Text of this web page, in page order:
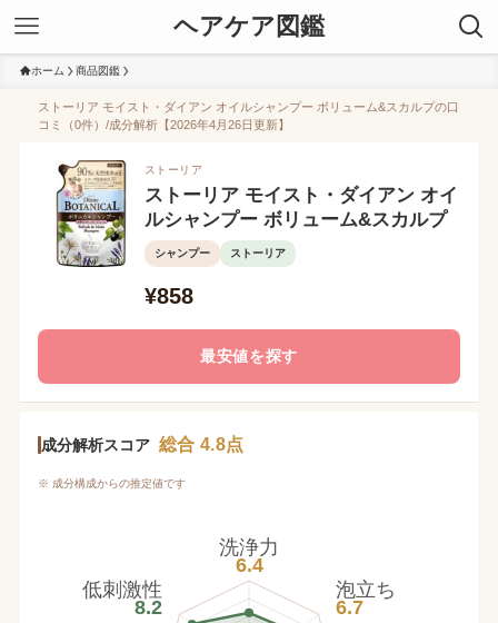
ヘアケア図鑑
ホーム 商品図鑑
ストーリア モイスト・ダイアン オイルシャンプー ボリューム&スカルプの口
コミ（0件）/成分解析【2026年4月26日更新】
ストーリア
ストーリア モイスト・ダイアン オイ
ルシャンプー ボリューム&スカルプ
シャンプー ストーリア
¥858
最安値を探す
成分解析スコア 総合 4.8点
※ 成分構成からの推定値です
洗浄力
6.4
泡立ち
6.7
低刺激性
8.2